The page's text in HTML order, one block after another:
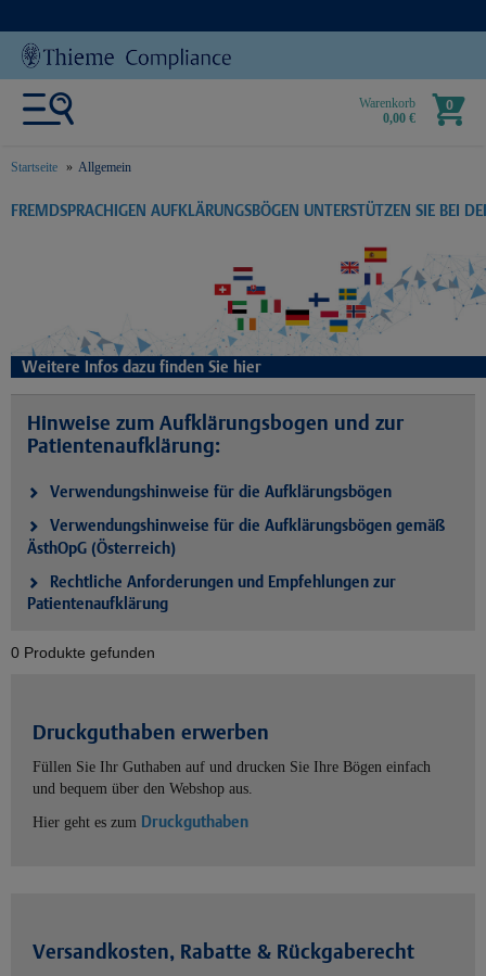
Warenkorb
0,00 €
0
Startseite Allgemein
text.skipToContent
text.skipToNavigation
FREMDSPRACHIGEN AUFKLÄRUNGSBÖGEN UNTERSTÜTZEN SIE BEI
Weitere Infos dazu finden Sie hier
Hinweise zum Aufklärungsbogen und zur
Patientenaufklärung:
Verwendungshinweise für die Aufklärungsbögen
Verwendungshinweise für die Aufklärungsbögen gemäß
ÄsthOpG (Österreich)
Rechtliche Anforderungen und Empfehlungen zur
Patientenaufklärung
0 Produkte gefunden
Druckguthaben erwerben
Füllen Sie Ihr Guthaben auf und drucken Sie Ihre Bögen einfach
und bequem über den Webshop aus.
Hier geht es zum Druckguthaben
Versandkosten, Rabatte & Rückgaberecht